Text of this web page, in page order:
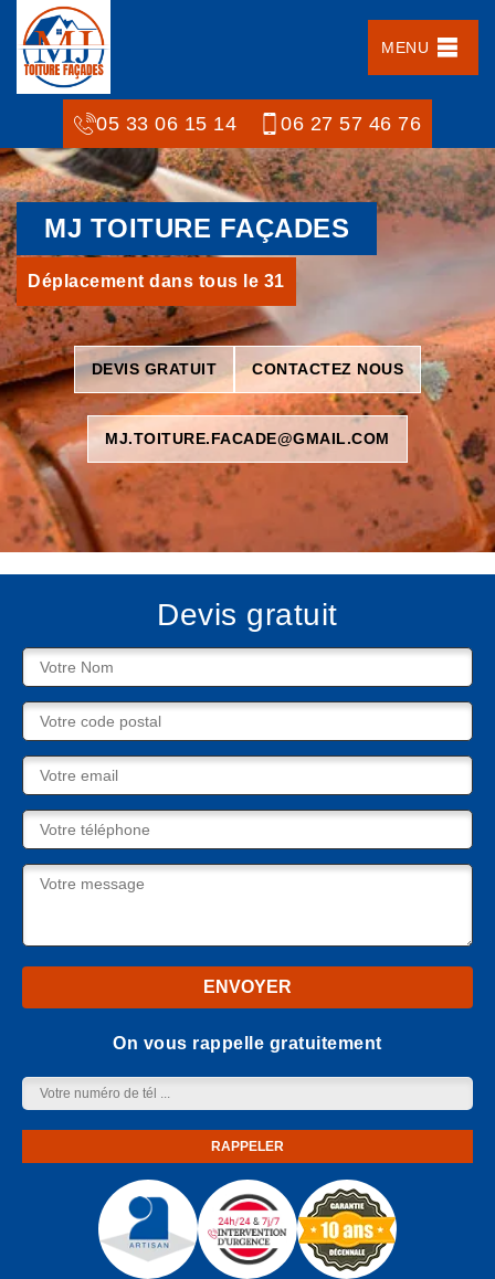
MENU
05 33 06 15 14 06 27 57 46 76
MJ TOITURE FAÇADES
Déplacement dans tous le 31
DEVIS GRATUIT CONTACTEZ NOUS
MJ.TOITURE.FACADE@GMAIL.COM
Devis gratuit
On vous rappelle gratuitement